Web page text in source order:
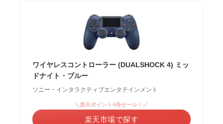
ワイヤレスコントローラー (DUALSHOCK 4) ミッ
ドナイト・ブルー
ソニー・インタラクティブエンタテインメント
＼楽天ポイント4倍セール！／
楽天市場で探す